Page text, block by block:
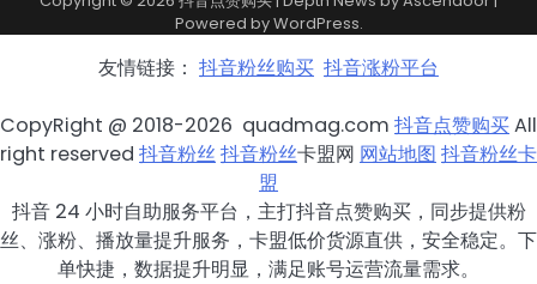
Powered byWordPress.
友情链接： 抖音粉丝购买 抖音涨粉平台
CopyRight @ 2018-2026 quadmag.com 抖音点赞购买All
right reserved 抖音粉丝抖音粉丝卡盟网 网站地图 抖音粉丝卡
盟
抖音 24 小时自助服务平台，主打抖音点赞购买，同步提供粉
丝、涨粉、播放量提升服务，卡盟低价货源直供，安全稳定。下
单快捷，数据提升明显，满足账号运营流量需求。